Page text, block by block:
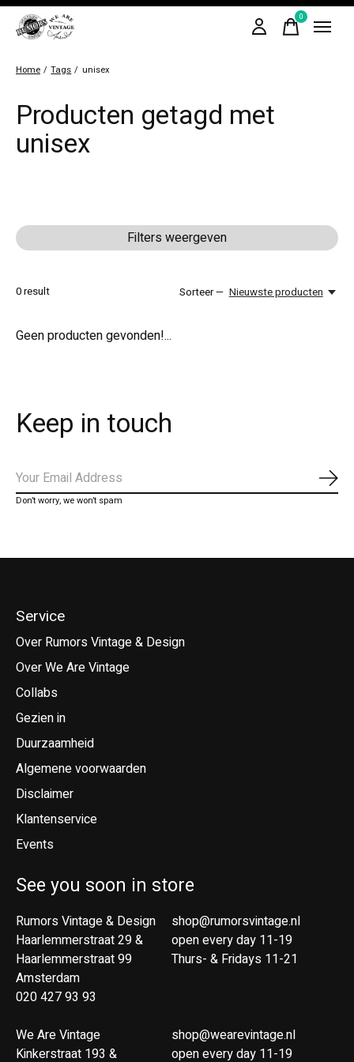
0items
Home / Tags / unisex
Producten getagd met
unisex
Filters weergeven
0result Sorteer — Nieuwste producten
Geen producten gevonden!...
Keep in touch
Don’t worry, we won’t spam
Service
Over Rumors Vintage & Design
Over We Are Vintage
Collabs
Gezien in
Duurzaamheid
Algemene voorwaarden
Disclaimer
Klantenservice
Events
See you soon in store
Rumors Vintage & Design
Haarlemmerstraat 29 &
Haarlemmerstraat 99
Amsterdam
020 427 93 93
We Are Vintage
Kinkerstraat 193 &
shop@rumorsvintage.nl
open every day 11-19
Thurs- & Fridays 11-21
shop@wearevintage.nl
open every day 11-19